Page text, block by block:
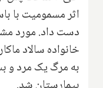
اثر مسمومیت با